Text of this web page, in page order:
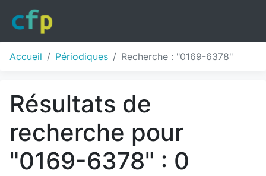
Accueil Périodiques Recherche : "0169-6378"
Résultats de
recherche pour
"0169-6378" : 0